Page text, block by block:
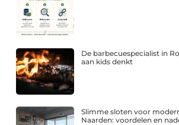
De barbecuespecialist in
aan kids denkt
Slimme sloten voor
Naarden: voordelen en